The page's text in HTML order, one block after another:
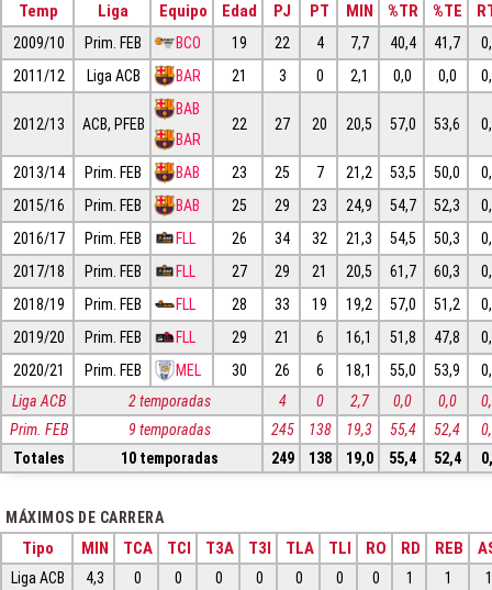
Temp Liga Equipo Edad PJ PT MIN %TR %TE
2009/10 Prim. FEB BCO 19 22 4 7,7 40,4 41,7
2011/12
Liga ACB BAR 21 3 0 2,1 0,0 0,0
2012/13 ACB, PFEB
BAB
BAR
22 27 20 20,5 57,0 53,6
2013/14 Prim. FEB BAB 23 25 7 21,2 53,5 50,0
2015/16
Prim. FEB BAB 25 29 23 24,9 54,7 52,3
2016/17
Prim. FEB FLL 26 34 32 21,3 54,5 50,3
2017/18
Prim. FEB FLL 27 29 21 20,5 61,7 60,3
2018/19
Prim. FEB FLL 28 33 19 19,2 57,0 51,2
2019/20
Prim. FEB FLL 29 21 6 16,1 51,8 47,8
2020/21
Prim. FEB MEL 30 26 6 18,1 55,0 53,9
Liga ACB
2 temporadas 4 0 2,7 0,0 0,0
Prim. FEB
9 temporadas 245 138 19,3 55,4 52,4
Totales
10 temporadas 249 138 19,0 55,4 52,4
MÁXIMOS DE CARRERA
Tipo MIN TCA TCI T3A T3I TLA TLI RO RD REB
Liga ACB 4,3 0 0 0 0 0 0 0 1 1